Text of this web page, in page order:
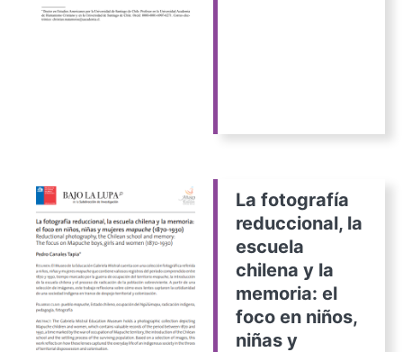
La fotografía
reduccional, la
escuela
chilena y la
memoria: el
foco en niños,
niñas y